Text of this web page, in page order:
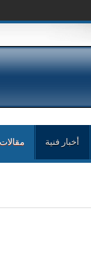
أخبار فنية مقالات